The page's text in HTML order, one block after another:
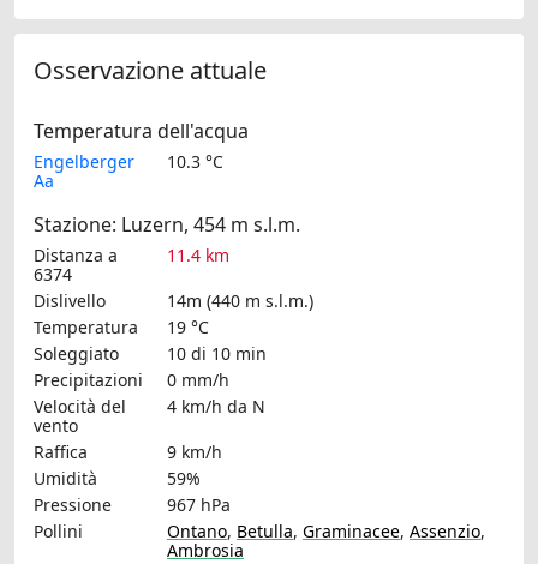
Osservazione attuale
Temperatura dell'acqua
Engelberger
Aa
10.3 °C
Stazione: Luzern, 454 m s.l.m.
Distanza a
6374
11.4 km
Dislivello
14m (440 m s.l.m.)
Temperatura
19 °C
Soleggiato
10 di 10 min
Precipitazioni
0 mm/h
Velocità del
vento
4 km/h da N
Raffica
9 km/h
Umidità
59%
Pressione
967 hPa
Pollini
Ontano, Betulla, Graminacee, Assenzio,
Ambrosia